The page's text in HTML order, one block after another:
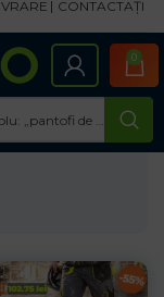
CONTACTAȚI
0